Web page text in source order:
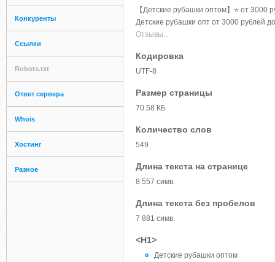
Конкуренты
Ссылки
Robots.txt
Ответ сервера
Whois
Хостинг
Разное
【Детские рубашки оптом】⭐ от
Детские рубашки опт от 3000 рублей
Отзывы...
Кодировка
UTF-8
Размер страницы
70.58 КБ
Количество слов
549
Длина текста на странице
8 557 симв.
Длина текста без пробелов
7 881 симв.
<H1>
Детские рубашки оптом